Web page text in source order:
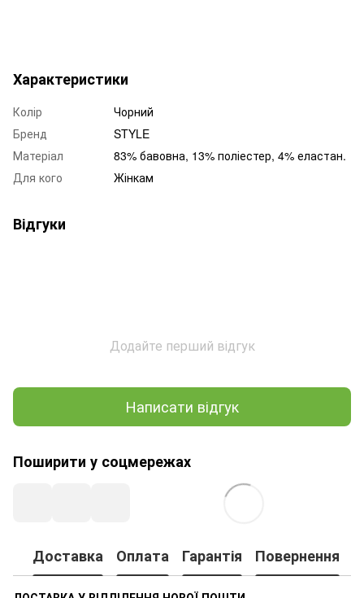
Характеристики
Колір
Чорний
Бренд
STYLE
Матеріал
83% бавовна, 13% поліестер, 4% еластан.
Для кого
Жінкам
Відгуки
Додайте перший відгук
Написати відгук
Поширити у соцмережах
Доставка Оплата Гарантія Повернення